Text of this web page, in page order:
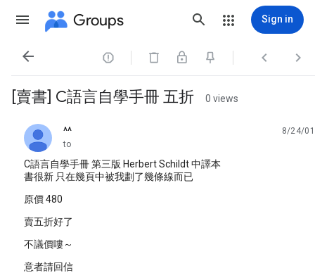
Groups Sign in
   
[賣書] C語言自學手冊 五折 0 views
^^
8/24/01
to
C語言自學手冊 第三版 Herbert Schildt 中譯本
書很新 只在幾頁中被我劃了幾條線而已
原價 480
賣五折好了
不議價嘍～
意者請回信